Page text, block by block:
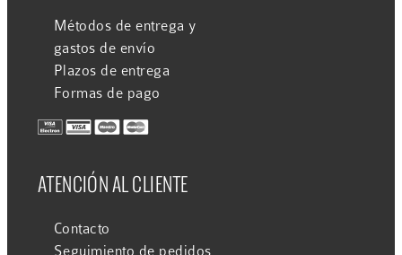
Métodos de entrega y
gastos de envío
Plazos de entrega
Formas de pago
ATENCIÓN AL CLIENTE
Contacto
Seguimiento de pedidos